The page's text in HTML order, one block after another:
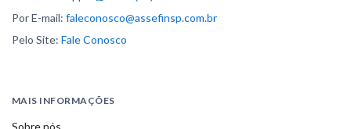
Por E-mail: faleconosco@assefinsp.com.br
Pelo Site: Fale Conosco
MAIS INFORMAÇÕES
Sobre nós